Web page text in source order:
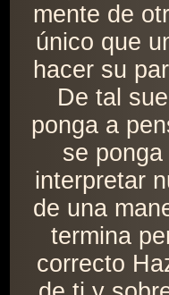
mente de
único que
hacer su
De tal
ponga a
se
interpretar
de una
termina
correcto